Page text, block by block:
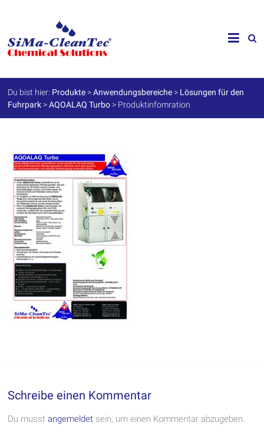
SiMa-
Cleantec
GmbH
Spezialprodukte
für
Werterhalt
Du bist hier: Produkte >Anwendungsbereiche > Lösungen für den
Fuhrpark >AQOALAQ Turbo > Produktinfomration
Schreibe einen Kommentar
Du musstangemeldet sein, um einen Kommentar abzugeben.